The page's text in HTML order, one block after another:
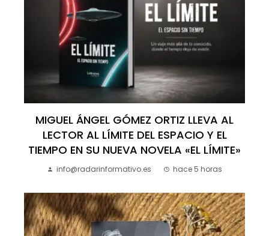
MIGUEL ÁNGEL GÓMEZ ORTIZ LLEVA AL
LECTOR AL LÍMITE DEL ESPACIO Y EL
TIEMPO EN SU NUEVA NOVELA «EL LÍMITE»
info@radarinformativo.es hace 5 horas